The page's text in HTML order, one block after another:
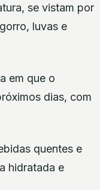
se vistam por
luvas e
em que o
dias, com
quentes e
hidratada e